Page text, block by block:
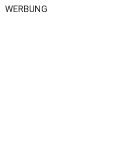
WERBUNG